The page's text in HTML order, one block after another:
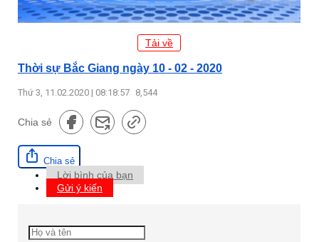
Tải về
Thời sự Bắc Giang ngày 10 - 02 - 2020
Thứ 3, 11.02.2020 | 08:18:57 8,544
Chia sẻ
Chia sẻ
Lời bình của bạn
Gửi ý kiến